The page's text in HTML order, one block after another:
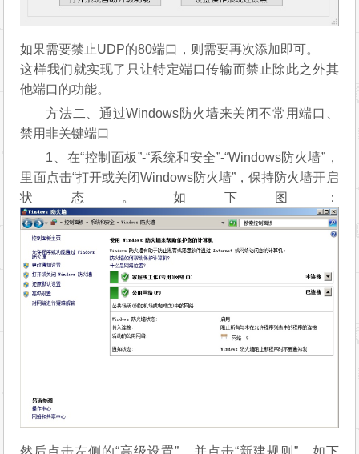
如果需要禁止UDP的80端口，则需要再次添加即可。
这样我们就实现了只让特定端口传输而禁止除此之外其
他端口的功能。
方法二、通过Windows防火墙来关闭不常用端口、
禁用非关键端口
1、在“控制面板”-“系统和安全”-“Windows防火墙”，
里面点击“打开或关闭Windows防火墙”，保持防火墙开启
状态。如下图：
然后点击左侧的“高级设置”，并点击“新建规则”，如下